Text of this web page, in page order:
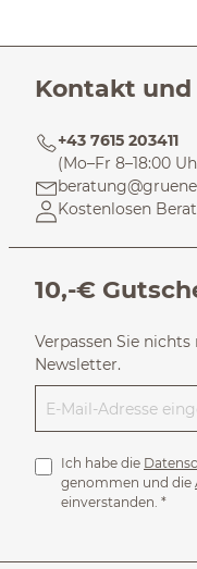
Kontakt
+43 7615 203411
(Mo–Fr 8–18:00
Kostenlosen
10,-€
Verpassen Sie
Newsletter.
Ich habe die
genommen und die
einverstanden. *